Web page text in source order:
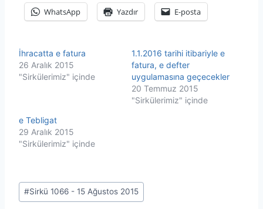
WhatsApp Yazdır E-posta
İhracatta e fatura
26 Aralık 2015
"Sirkülerimiz" içinde
1.1.2016 tarihi itibariyle e
fatura, e defter
uygulamasına geçecekler
20 Temmuz 2015
"Sirkülerimiz" içinde
e Tebligat
29 Aralık 2015
"Sirkülerimiz" içinde
Post
Tags:
#Sirkü 1066 - 15 Ağustos 2015